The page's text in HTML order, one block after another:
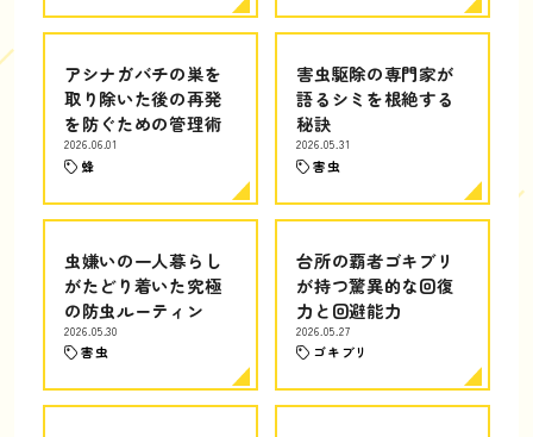
アシナガバチの巣を
取り除いた後の再発
を防ぐための管理術
2026.06.01
蜂
害虫駆除の専門家が
語るシミを根絶する
秘訣
2026.05.31
害虫
虫嫌いの一人暮らし
がたどり着いた究極
の防虫ルーティン
2026.05.30
害虫
台所の覇者ゴキブリ
が持つ驚異的な回復
力と回避能力
2026.05.27
ゴキブリ